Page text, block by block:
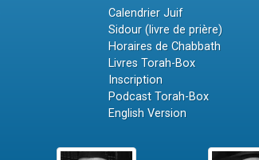
Calendrier Juif
Sidour (livre de prière)
Horaires de Chabbath
Livres Torah-Box
Inscription
Podcast Torah-Box
English Version